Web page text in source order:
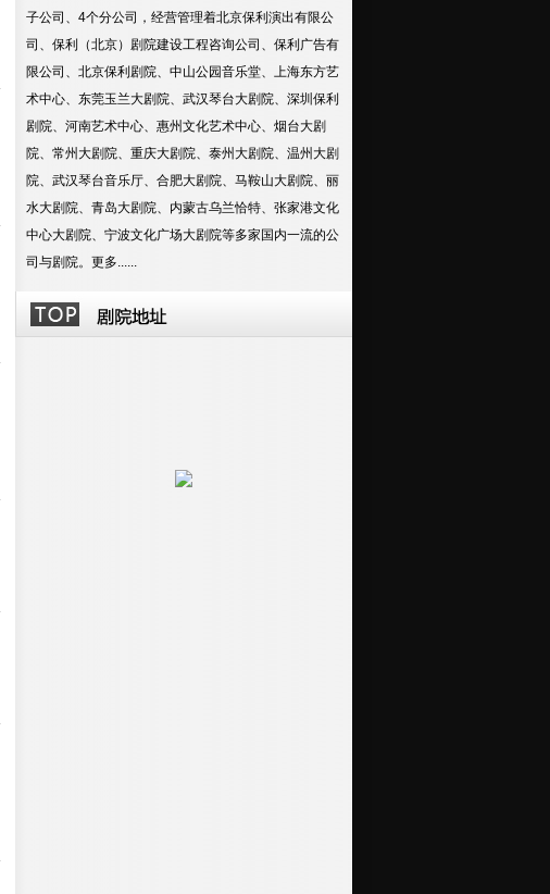
子公司、4个分公司，经营管理着北京保利演出有限公
司、保利（北京）剧院建设工程咨询公司、保利广告有
限公司、北京保利剧院、中山公园音乐堂、上海东方艺
术中心、东莞玉兰大剧院、武汉琴台大剧院、深圳保利
剧院、河南艺术中心、惠州文化艺术中心、烟台大剧
院、常州大剧院、重庆大剧院、泰州大剧院、温州大剧
院、武汉琴台音乐厅、合肥大剧院、马鞍山大剧院、丽
水大剧院、青岛大剧院、内蒙古乌兰恰特、张家港文化
中心大剧院、宁波文化广场大剧院等多家国内一流的公
司与剧院。 更多......